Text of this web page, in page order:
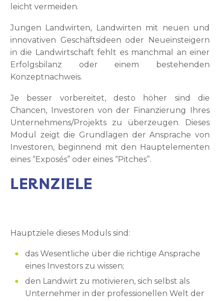
leicht vermeiden.
Jungen Landwirten, Landwirten mit neuen und
innovativen Geschäftsideen oder Neueinsteigern
in die Landwirtschaft fehlt es manchmal an einer
Erfolgsbilanz oder einem bestehenden
Konzeptnachweis.
Je besser vorbereitet, desto höher sind die
Chancen, Investoren von der Finanzierung Ihres
Unternehmens/Projekts zu überzeugen. Dieses
Modul zeigt die Grundlagen der Ansprache von
Investoren, beginnend mit den Hauptelementen
eines “Exposés” oder eines “Pitches”.
LERNZIELE
Hauptziele dieses Moduls sind:
das Wesentliche über die richtige Ansprache
eines Investors zu wissen;
den Landwirt zu motivieren, sich selbst als
Unternehmer in der professionellen Welt der